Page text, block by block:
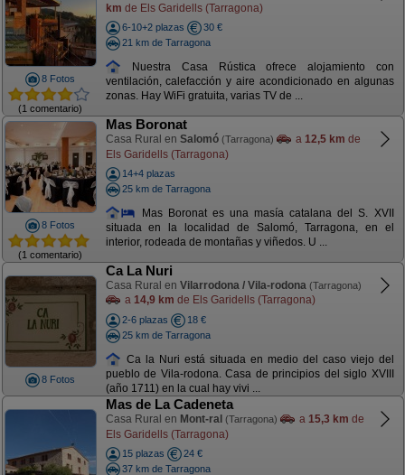
8 Fotos
(1 comentario)
km de Els Garidells (Tarragona)
6-10+2 plazas
30 €
21 km de Tarragona
Nuestra Casa Rústica ofrece alojamiento con
ventilación, calefacción y aire acondicionado en algunas
zonas. Hay WiFi gratuita, varias TV de ...
8 Fotos
(1 comentario)
Mas Boronat
Casa Rural en Salomó (Tarragona) a 12,5 km de
Els Garidells (Tarragona)
14+4 plazas
25 km de Tarragona
Mas Boronat es una masía catalana del S. XVII
situada en la localidad de Salomó, Tarragona, en el
interior, rodeada de montañas y viñedos. U ...
8 Fotos
Ca La Nuri
Casa Rural en Vilarrodona / Vila-rodona (Tarragona)
a 14,9 km de Els Garidells (Tarragona)
2-6 plazas
18 €
25 km de Tarragona
Ca la Nuri está situada en medio del caso viejo del
pueblo de Vila-rodona. Casa de principios del siglo XVIII
(año 1711) en la cual hay vivi ...
Mas de La Cadeneta
Casa Rural en Mont-ral (Tarragona) a 15,3 km de
Els Garidells (Tarragona)
15 plazas
24 €
37 km de Tarragona